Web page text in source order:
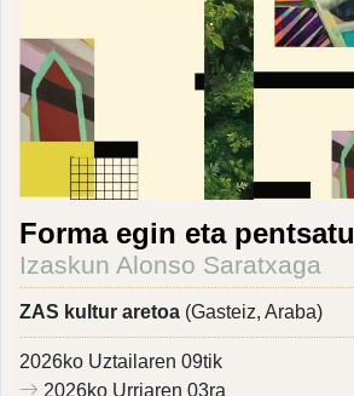
Forma egin eta pentsatu
Izaskun Alonso Saratxaga
ZAS kultur aretoa (Gasteiz, Araba)
2026ko Uztailaren 09tik
2026ko Urriaren 03ra